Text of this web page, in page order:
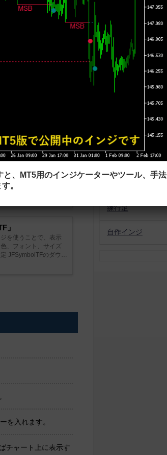
SWITCH
インジです。 チャー
変更、左右のボタンを
ートの時間軸や銘柄
」
を使うことで、表示
、フォント、サイズ
ン
を入れます。
チャート上に表示す
ローソク足
一目均衡表
未分類
相場状況表示
練行足
自作インジ
、MT5用のインジケーターやツール、手法
。